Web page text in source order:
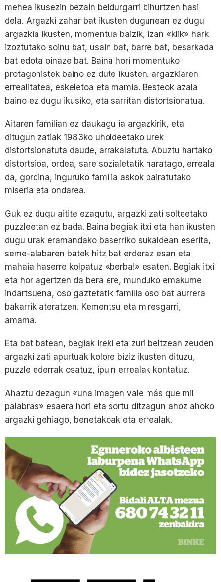
mehea ikusezin bezain beldurgarri bihurtzen hasi
dela. Argazki zahar bat ikusten dugunean ez dugu
argazkia ikusten, momentua baizik, izan «klik» hark
izoztutako soinu bat, usain bat, barre bat, besarkada
bat edota oinaze bat. Baina hori momentuko
protagonistek baino ez dute ikusten: argazkiaren
errealitatea, eskeletoa eta mamia. Besteok azala
baino ez dugu ikusiko, eta sarritan distortsionatua.
Aitaren familian ez daukagu ia argazkirik, eta
ditugun zatiak 1983ko uholdeetako urek
distortsionatuta daude, arrakalatuta. Abuztu hartako
distortsioa, ordea, sare sozialetatik haratago, erreala
da, gordina, inguruko familia askok pairatutako
miseria eta ondarea.
Guk ez dugu aitite ezagutu, argazki zati solteetako
puzzleetan ez bada. Baina begiak itxi eta han ikusten
dugu urak eramandako baserriko sukaldean eserita,
seme-alabaren batek hitz bat erderaz esan eta
mahaia haserre kolpatuz «berba!» esaten. Begiak itxi
eta hor agertzen da bera ere, munduko emakume
indartsuena, oso gaztetatik familia oso bat aurrera
bakarrik ateratzen. Kementsu eta miresgarri,
amama.
Eta bat batean, begiak ireki eta zuri beltzean zeuden
argazki zati apurtuak kolore biziz ikusten dituzu,
puzzle ederrak osatuz, ipuin errealak kontatuz.
Ahaztu dezagun «una imagen vale más que mil
palabras» esaera hori eta sortu ditzagun ahoz ahoko
argazki gehiago, benetakoak eta errealak.